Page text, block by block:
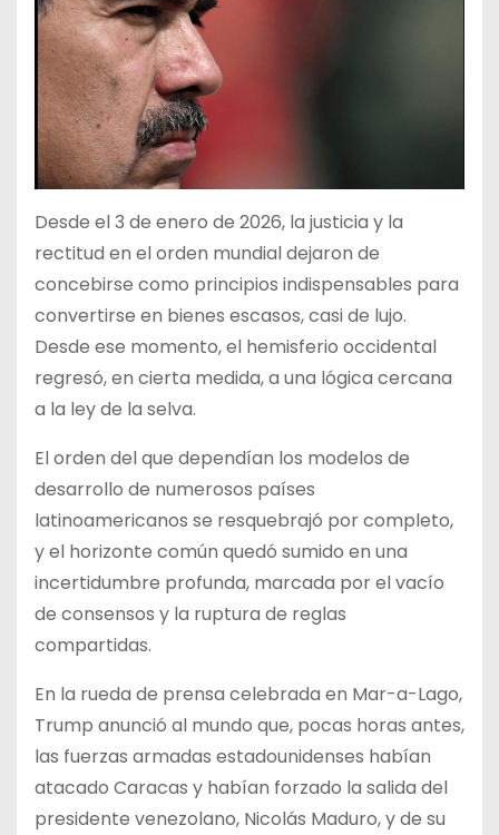
Desde el 3 de enero de 2026, la justicia y la
rectitud en el orden mundial dejaron de
concebirse como principios indispensables para
convertirse en bienes escasos, casi de lujo.
Desde ese momento, el hemisferio occidental
regresó, en cierta medida, a una lógica cercana
a la ley de la selva.
El orden del que dependían los modelos de
desarrollo de numerosos países
latinoamericanos se resquebrajó por completo,
y el horizonte común quedó sumido en una
incertidumbre profunda, marcada por el vacío
de consensos y la ruptura de reglas
compartidas.
En la rueda de prensa celebrada en Mar-a-Lago,
Trump anunció al mundo que, pocas horas antes,
las fuerzas armadas estadounidenses habían
atacado Caracas y habían forzado la salida del
presidente venezolano, Nicolás Maduro, y de su